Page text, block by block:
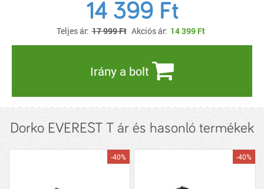
14 399 Ft
Teljes ár: 17 999 Ft Akciós ár: 14 399 Ft
Irány a bolt
Dorko EVEREST T ár és hasonló termékek
-40% -40%